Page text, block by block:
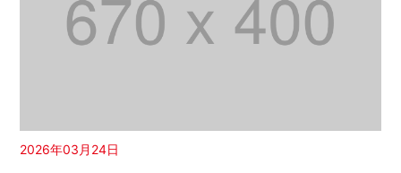
2026年03月24日